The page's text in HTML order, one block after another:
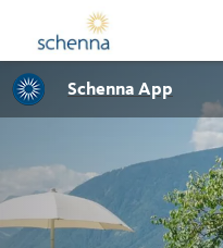
Schenna App